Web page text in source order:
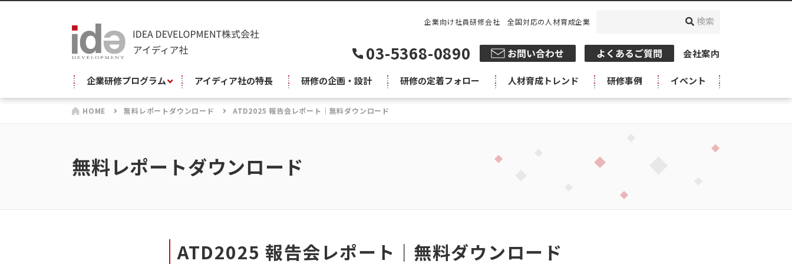
企業向け社員研修会社 全国対応の人材育成企業
03-5368-0890 会社案内
企業研修プログラム アイディア社の特長 研修の企画・設計 研修の定着フォロー 人材育成トレンド 研修事例 イベント
HOME 無料レポートダウンロード ATD2025 報告会レポート｜無料ダウンロード
無料レポートダウンロード
ATD2025 報告会レポート｜無料ダウンロード